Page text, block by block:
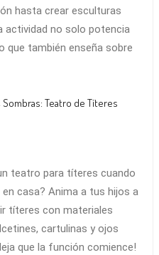
hasta crear esculturas
actividad no solo potencia
que también enseña sobre
Sombras: Teatro de Títeres
teatro para títeres cuando
casa? Anima a tus hijos a
títeres con materiales
cartulinas y ojos
que la función comience!